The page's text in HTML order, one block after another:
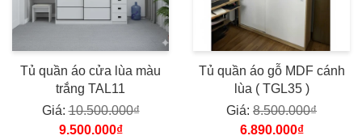
Tủ quần áo cửa lùa màu
trắng TAL11
Giá:10.500.000₫
9.500.000₫
Tủ quần áo gỗ MDF cánh
lùa ( TGL35 )
Giá: 8.500.000₫
6.890.000₫